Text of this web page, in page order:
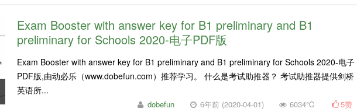
Exam Booster with answer key for B1 preliminary and B1
preliminary for Schools 2020-电子PDF版
Exam Booster with answer key for B1 preliminary and B1 preliminary for Schools 2020-电子
PDF版,由动必乐（www.dobefun.com）推荐学习。 什么是考试助推器？ 考试助推器提供剑桥
英语所...
dobefun 6年前 (2020-04-01) 6034℃ 5赞